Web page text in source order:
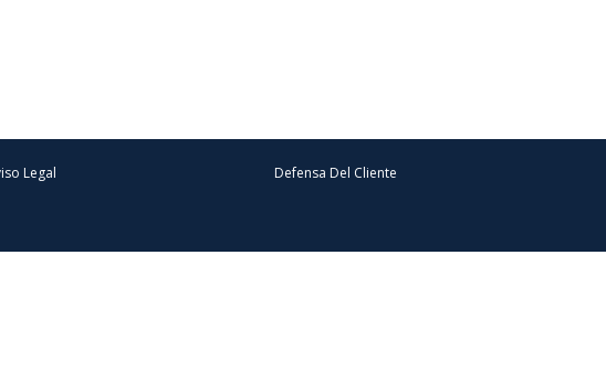
Legal Defensa Del Cliente